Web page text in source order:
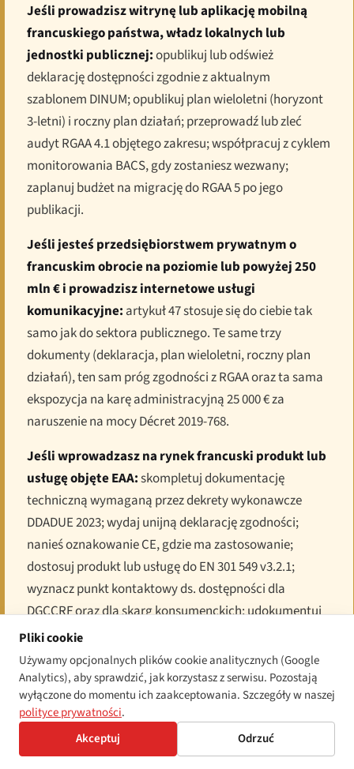
Jeśli prowadzisz witrynę lub aplikację mobilną
francuskiego państwa, władz lokalnych lub
jednostki publicznej:opublikuj lub odśwież
deklarację dostępności zgodnie z aktualnym
szablonem DINUM; opublikuj plan wieloletni (horyzont
3-letni) i roczny plan działań; przeprowadź lub zleć
audyt RGAA 4.1 objętego zakresu; współpracuj z cyklem
monitorowania BACS, gdy zostaniesz wezwany;
zaplanuj budżet na migrację do RGAA 5 po jego
publikacji.
Jeśli jesteś przedsiębiorstwem prywatnym o
francuskim obrocie na poziomie lub powyżej 250
mln € i prowadzisz internetowe usługi
komunikacyjne: artykuł 47 stosuje się do ciebie tak
samo jak do sektora publicznego. Te same trzy
dokumenty (deklaracja, plan wieloletni, roczny plan
działań), ten sam próg zgodności z RGAA oraz ta sama
ekspozycja na karę administracyjną 25 000 € za
naruszenie na mocy Décret 2019-768.
Jeśli wprowadzasz na rynek francuski produkt lub
usługę objęte EAA:skompletuj dokumentację
techniczną wymaganą przez dekrety wykonawcze
DDADUE 2023; wydaj unijną deklarację zgodności;
nanieś oznakowanie CE, gdzie ma zastosowanie;
dostosuj produkt lub usługę do EN 301 549 v3.2.1;
wyznacz punkt kontaktowy ds. dostępności dla
DGCCRF oraz dla skarg konsumenckich; udokumentuj
zgodność i zachowaj rejestry przez regulacyjne okno
pięcioletnie.
Myśl przewodnia
Pliki cookie
Używamy opcjonalnych plików cookie analitycznych (Google
Analytics), aby sprawdzić, jak korzystasz z serwisu. Pozostają
wyłączone do momentu ich zaakceptowania. Szczegóły w naszej
polityce prywatności.
Akceptuj
Odrzuć